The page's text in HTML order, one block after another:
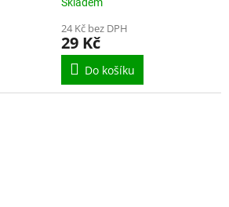
24 Kč bez DPH
29 Kč
Do košíku